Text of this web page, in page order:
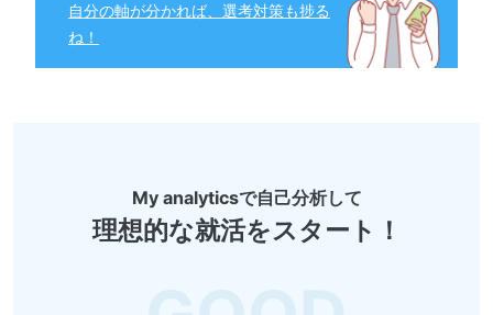
自分の軸が分かれば、選考対策も捗る
ね！
My analyticsで自己分析して
理想的な就活をスタート！